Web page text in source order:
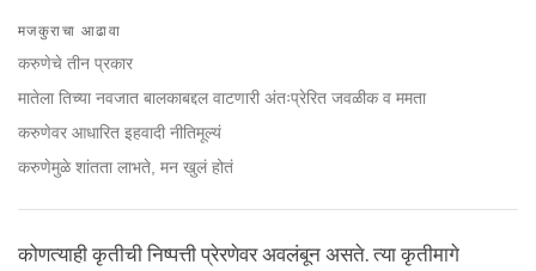
मजकुराचा आढावा
करुणेचे तीन प्रकार
मातेला तिच्या नवजात बालकाबद्दल वाटणारी अंतःप्रेरित जवळीक व ममता
करुणेवर आधारित इहवादी नीतिमूल्यं
करुणेमुळे शांतता लाभते, मन खुलं होतं
कोणत्याही कृतीची निष्पत्ती प्रेरणेवर अवलंबून असते. त्या कृतीमागे